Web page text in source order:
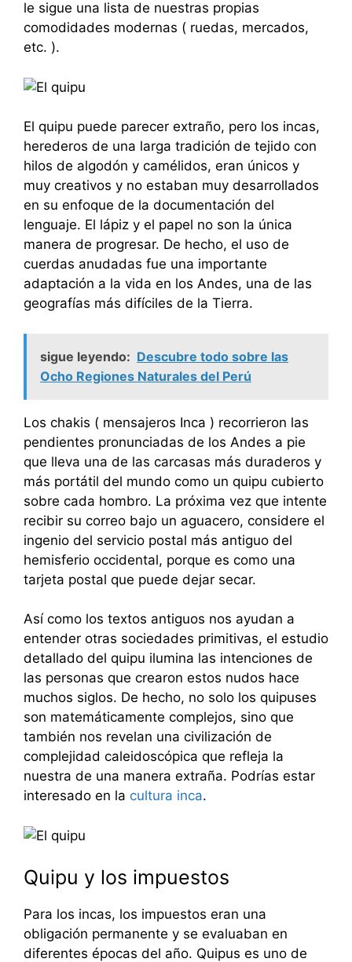
le sigue una lista de nuestras propias
comodidades modernas ( ruedas, mercados,
etc. ).
El quipu puede parecer extraño, pero los incas,
herederos de una larga tradición de tejido con
hilos de algodón y camélidos, eran únicos y
muy creativos y no estaban muy desarrollados
en su enfoque de la documentación del
lenguaje. El lápiz y el papel no son la única
manera de progresar. De hecho, el uso de
cuerdas anudadas fue una importante
adaptación a la vida en los Andes, una de las
geografías más difíciles de la Tierra.
sigue leyendo: Descubre todo sobre las
Ocho Regiones Naturales del Perú
Los chakis ( mensajeros Inca ) recorrieron las
pendientes pronunciadas de los Andes a pie
que lleva una de las carcasas más duraderos y
más portátil del mundo como un quipu cubierto
sobre cada hombro. La próxima vez que intente
recibir su correo bajo un aguacero, considere el
ingenio del servicio postal más antiguo del
hemisferio occidental, porque es como una
tarjeta postal que puede dejar secar.
Así como los textos antiguos nos ayudan a
entender otras sociedades primitivas, el estudio
detallado del quipu ilumina las intenciones de
las personas que crearon estos nudos hace
muchos siglos. De hecho, no solo los quipuses
son matemáticamente complejos, sino que
también nos revelan una civilización de
complejidad caleidoscópica que refleja la
nuestra de una manera extraña. Podrías estar
interesado en la cultura inca.
Quipu y los impuestos
Para los incas, los impuestos eran una
obligación permanente y se evaluaban en
diferentes épocas del año. Quipus es uno de